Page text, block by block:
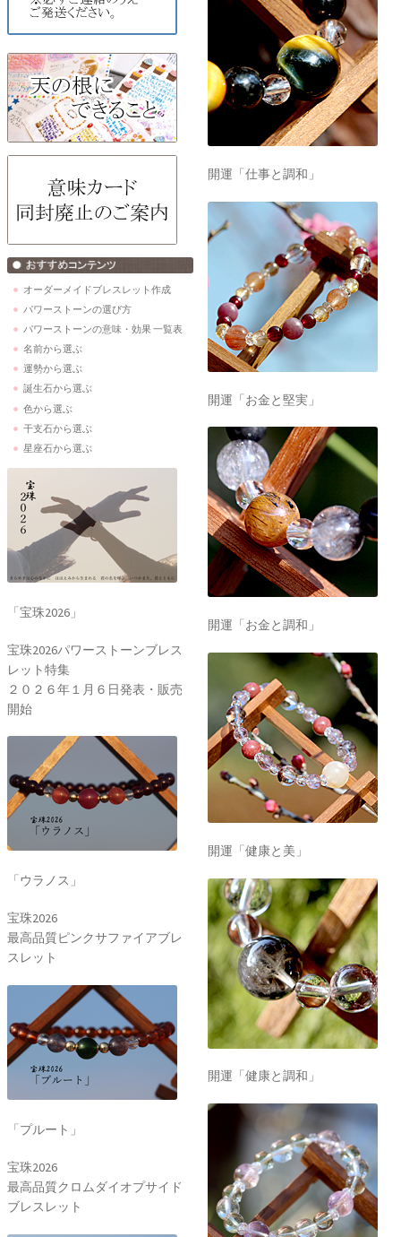
オーダーメイドブレスレット作成
パワーストーンの選び方
パワーストーンの意味・効果 一覧表
名前から選ぶ
運勢から選ぶ
誕生石から選ぶ
色から選ぶ
干支石から選ぶ
星座石から選ぶ
「宝珠2026」
宝珠2026パワーストーンブレス
レット特集
２０２６年１月６日発表・販売
開始
「ウラノス」
宝珠2026
最高品質ピンクサファイアブレ
スレット
「プルート」
宝珠2026
最高品質クロムダイオプサイド
ブレスレット
開運「仕事と調和」
開運「お金と堅実」
開運「お金と調和」
開運「健康と美」
開運「健康と調和」